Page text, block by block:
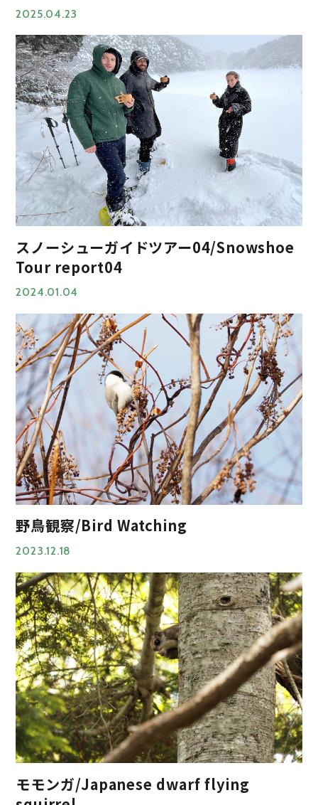
2025.04.23
スノーシューガイドツアー04/Snowshoe
Tour report04
2024.01.04
野鳥観察/Bird Watching
2023.12.18
モモンガ/Japanese dwarf flying